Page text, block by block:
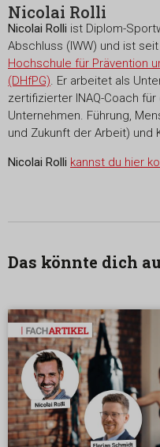
Nicolai Rolli
Nicolai Rolli ist Diplom-
Abschluss (IWW) und ist
Hochschule für Prävention
(DHfPG). Er arbeitet als
zertifizierter INAQ-Coach
Unternehmen. Führung,
und Zukunft der Arbeit) und
Nicolai Rolli kannst du hier
Das könnte dich